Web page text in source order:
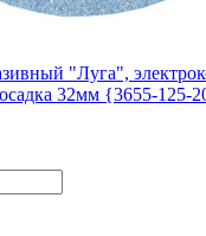
"Луга",
32мм {3655-125-